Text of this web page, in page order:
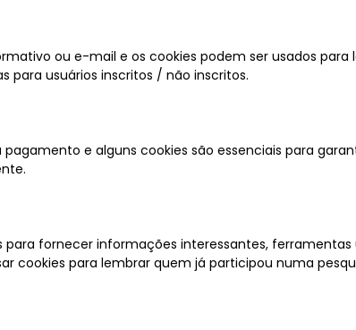
ou e-mail e os cookies podem ser usados ​​para
para usuários inscritos / não inscritos.
e alguns cookies são essenciais para
fornecer informações interessantes,
cookies para lembrar quem já participou numa